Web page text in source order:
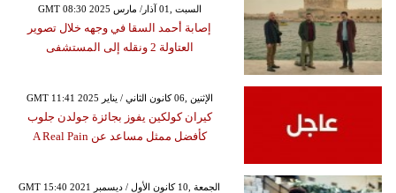
GMT 08:30 2025 السبت ,01 آذار/ مارس
إصابة أحمد السقا في وجهه خلال تصوير
العتاولة 2 ونقله إلى المستشفى
GMT 11:41 2025 الإثنين ,06 كانون الثاني / يناير
كيران كولكين يفوز بجائزة جولدن جلوب
كأفضل ممثل مساعد عن A Real Pain
GMT 15:40 2021 الجمعة ,10 كانون الأول / ديسمبر